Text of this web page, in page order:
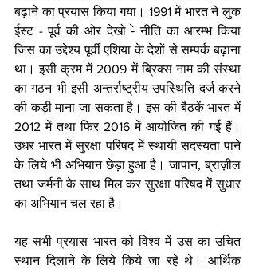
बढ़ाने का प्रयास किया गया। 1991 में भारत ने लुक
ईस्ट - पूर्व की ओर देखो -े नीति का आरम्भ किया
जिस का उद्देश्य पूर्वी एशिया के देशों से सम्पर्क बढ़ाना
था। इसी क्रम में 2009 में ब्रिक्स नाम की संस्था
का गठन भी इसी अन्तर्राष्ट्रीय उपस्थिति दर्ज करने
की कड़ी माना जा सकता है। इस की बैठकें भारत में
2012 में तथा फिर 2016 में आयोजित की गई हैं।
उधर भारत में सुरक्षा परिषद में स्थायी सदस्यता पाने
के लिये भी अभियान छेड़ा हुआ है। जापान, ब्राज़ील
तथा जर्मनी के साथ मिल कर सुरक्षा परिषद में सुधार
का अभियान चल रहा है।
यह सभी प्रयास भारत को विश्व में उस का उचित
स्थान दिलाने के लिये किये जा रहे थे। आर्थिक